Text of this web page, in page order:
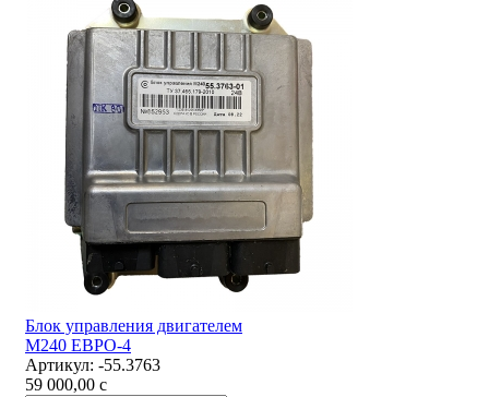
Блок управления двигателем
М240 ЕВРО-4
Артикул: -55.3763
59 000,00 c